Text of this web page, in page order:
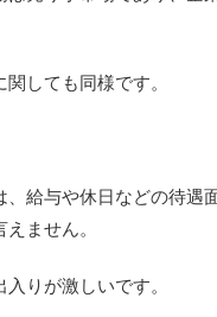
しても同様です。
、給与や休日などの待遇
ません。
りが激しいです。